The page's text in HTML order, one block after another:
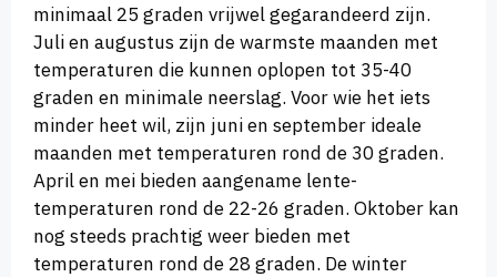
minimaal 25 graden vrijwel gegarandeerd zijn.
Juli en augustus zijn de warmste maanden met
temperaturen die kunnen oplopen tot 35-40
graden en minimale neerslag. Voor wie het iets
minder heet wil, zijn juni en september ideale
maanden met temperaturen rond de 30 graden.
April en mei bieden aangename lente-
temperaturen rond de 22-26 graden. Oktober kan
nog steeds prachtig weer bieden met
temperaturen rond de 28 graden. De winter